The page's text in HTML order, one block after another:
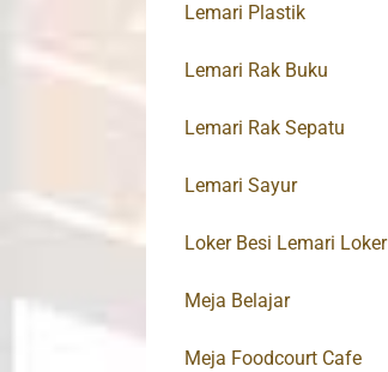
Lemari Plastik
Lemari Rak Buku
Lemari Rak Sepatu
Lemari Sayur
Loker Besi Lemari Loker
Meja Belajar
Meja Foodcourt Cafe